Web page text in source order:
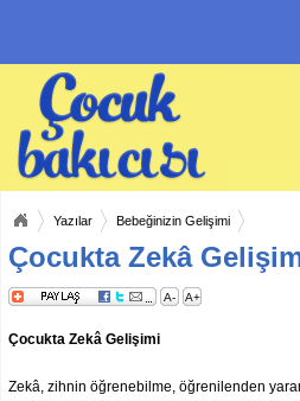
Yazılar Bebeğinizin Gelişimi
Çocukta Zekâ
A- A+
Çocukta Zekâ Gelişimi
Zekâ, zihnin öğrenebilme, öğrenilenden